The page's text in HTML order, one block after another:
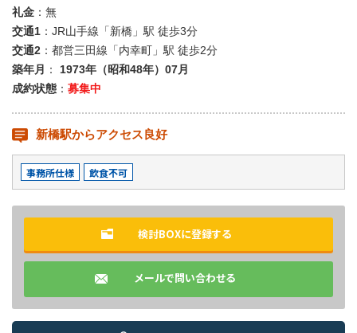
礼金 ：無
交通1 ：JR山手線「新橋」駅 徒歩3分
交通2 ：都営三田線「内幸町」駅 徒歩2分
築年月
： 1973年（昭和48年）07月
成約状態 ： 募集中
新橋駅からアクセス良好
事務所仕様 飲食不可
検討BOXに登録する
メールで問い合わせる